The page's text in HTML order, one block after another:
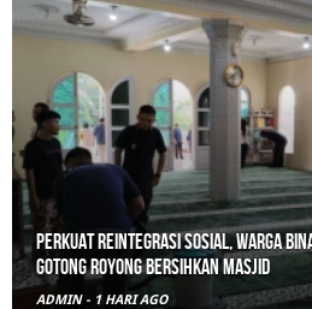
Perkuat Reintegrasi Sosial, Warga
Gotong Royong Bersihkan Masjid
ADMIN - 1 HARI AGO